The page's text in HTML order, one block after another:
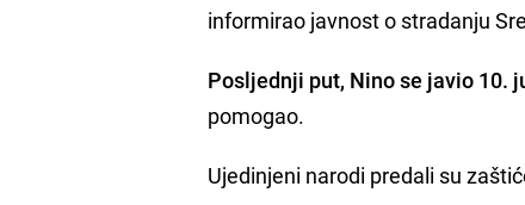
informirao javnost o stradanju
Posljednji put, Nino se javio 10.
pomogao.
Ujedinjeni narodi predali su